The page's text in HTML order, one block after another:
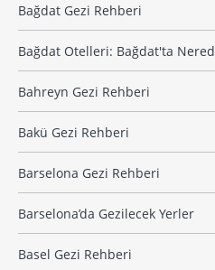
Bağdat Gezi Rehberi
Bağdat Otelleri: Bağdat'ta
Bahreyn Gezi Rehberi
Bakü Gezi Rehberi
Barselona Gezi Rehberi
Barselona’da Gezilecek Yerler
Basel Gezi Rehberi